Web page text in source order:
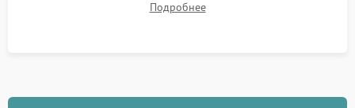
штатного слива и абсолютной сухости в поддоне.
Подробнее